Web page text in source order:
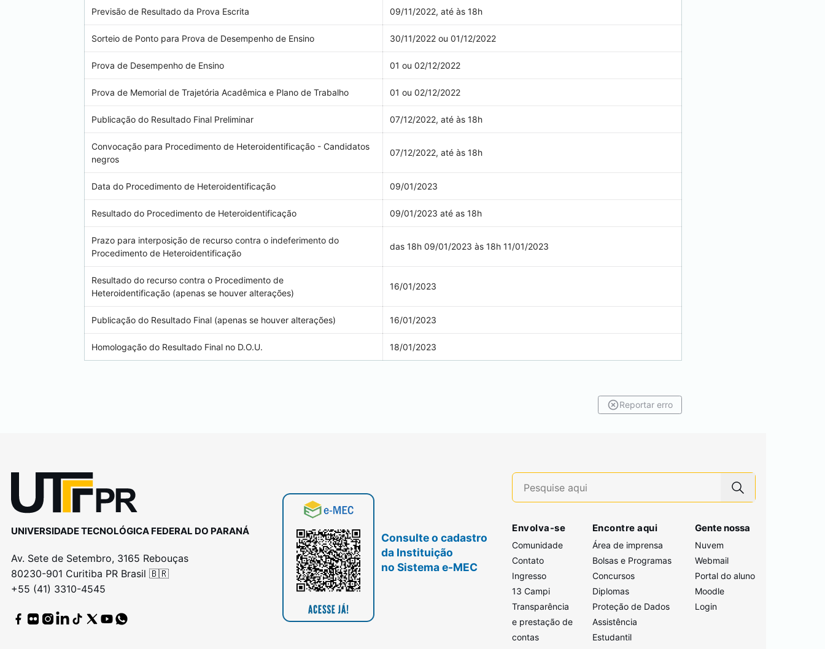
Previsão de Resultado da Prova Escrita 09/11/2022, até às 18h
Sorteio de Ponto para Prova de Desempenho de Ensino 30/11/2022 ou 01/12/2022
Prova de Desempenho de Ensino 01 ou 02/12/2022
Prova de Memorial de Trajetória Acadêmica e Plano de Trabalho 01 ou 02/12/2022
Publicação do Resultado Final Preliminar 07/12/2022, até às 18h
Convocação para Procedimento de Heteroidentificação - Candidatos
negros
07/12/2022, até às 18h
Data do Procedimento de Heteroidentificação 09/01/2023
Resultado do Procedimento de Heteroidentificação 09/01/2023 até as 18h
Prazo para interposição de recurso contra o indeferimento do
Procedimento de Heteroidentificação
das 18h 09/01/2023 às 18h 11/01/2023
Resultado do recurso contra o Procedimento de
Heteroidentificação (apenas se houver alterações)
16/01/2023
Publicação do Resultado Final (apenas se houver alterações) 16/01/2023
Homologação do Resultado Final no D.O.U. 18/01/2023
Reportar erro
UNIVERSIDADE TECNOLÓGICA FEDERAL DO PARANÁ
Av. Sete de Setembro, 3165 Rebouças
80230-901 Curitiba PR Brasil 🇧🇷
+55 (41) 3310-4545
Consulte o cadastro
da Instituição
no Sistema e-MEC
Envolva-se
Comunidade
Contato
Ingresso
13 Campi
Transparência
e prestação de
contas
Encontre aqui
Área de imprensa
Bolsas e Programas
Concursos
Diplomas
Proteção de Dados
Assistência
Estudantil
Gente nossa
Nuvem
Webmail
Portal do aluno
Moodle
Login